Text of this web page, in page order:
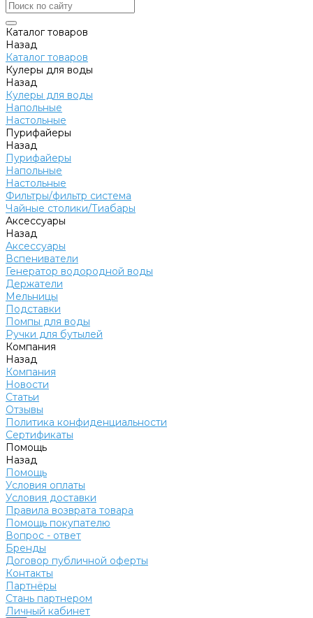
Каталог товаров
Назад
Каталог товаров
Кулеры для воды
Назад
Кулеры для воды
Напольные
Настольные
Пурифайеры
Назад
Пурифайеры
Напольные
Настольные
Фильтры/фильтр система
Чайные столики/Тиабары
Аксессуары
Назад
Аксессуары
Вспениватели
Генератор водородной воды
Держатели
Мельницы
Подставки
Помпы для воды
Ручки для бутылей
Компания
Назад
Компания
Новости
Статьи
Отзывы
Политика конфиденциальности
Сертификаты
Помощь
Назад
Помощь
Условия оплаты
Условия доставки
Правила возврата товара
Помощь покупателю
Вопрос - ответ
Бренды
Договор публичной оферты
Контакты
Партнёры
Стань партнером
Личный кабинет